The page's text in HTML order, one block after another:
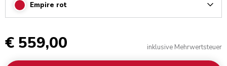
Empire rot
€ 559,00 inklusive Mehrwertsteuer